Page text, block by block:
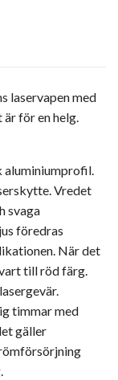
laservapen med
för en helg.
aluminiumprofil.
Vredet
svaga
föredras
När det
till röd färg.
timmar med
gäller